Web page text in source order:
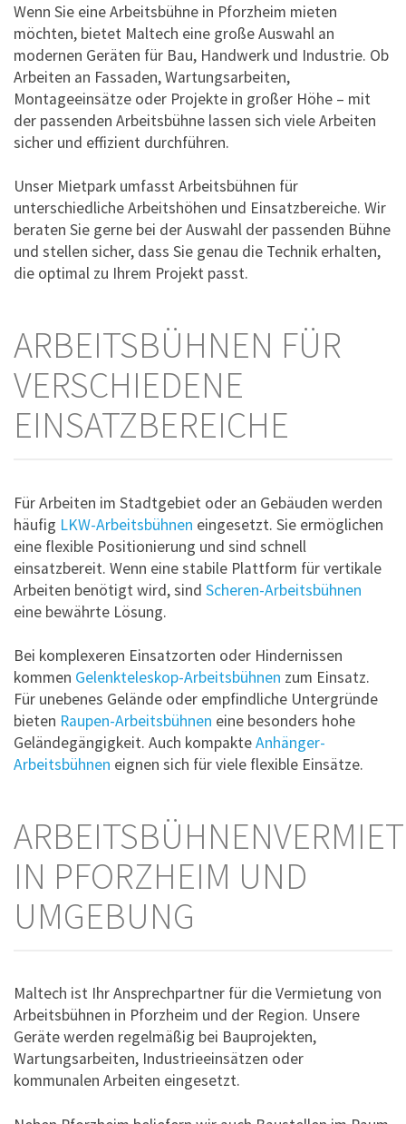
Wenn Sie eine Arbeitsbühne in Pforzheim mieten
möchten, bietet Maltech eine große Auswahl an
modernen Geräten für Bau, Handwerk und Industrie. Ob
Arbeiten an Fassaden, Wartungsarbeiten,
Montageeinsätze oder Projekte in großer Höhe – mit
der passenden Arbeitsbühne lassen sich viele Arbeiten
sicher und effizient durchführen.
Unser Mietpark umfasst Arbeitsbühnen für
unterschiedliche Arbeitshöhen und Einsatzbereiche. Wir
beraten Sie gerne bei der Auswahl der passenden Bühne
und stellen sicher, dass Sie genau die Technik erhalten,
die optimal zu Ihrem Projekt passt.
ARBEITSBÜHNEN FÜR
VERSCHIEDENE
EINSATZBEREICHE
Für Arbeiten im Stadtgebiet oder an Gebäuden werden
häufig LKW-Arbeitsbühnen eingesetzt. Sie ermöglichen
eine flexible Positionierung und sind schnell
einsatzbereit. Wenn eine stabile Plattform für vertikale
Arbeiten benötigt wird, sind Scheren-Arbeitsbühnen
eine bewährte Lösung.
Bei komplexeren Einsatzorten oder Hindernissen
kommen Gelenkteleskop-Arbeitsbühnen zum Einsatz.
Für unebenes Gelände oder empfindliche Untergründe
bieten Raupen-Arbeitsbühnen eine besonders hohe
Geländegängigkeit. Auch kompakteAnhänger-
Arbeitsbühnen eignen sich für viele flexible Einsätze.
IN PFORZHEIM UND
UMGEBUNG
Maltech ist Ihr Ansprechpartner für die Vermietung von
Arbeitsbühnen in Pforzheim und der Region. Unsere
Geräte werden regelmäßig bei Bauprojekten,
Wartungsarbeiten, Industrieeinsätzen oder
kommunalen Arbeiten eingesetzt.